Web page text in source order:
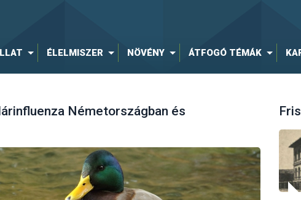
ÉLELMISZER NÖVÉNY ÁTFOGÓ TÉMÁK
Németországban és